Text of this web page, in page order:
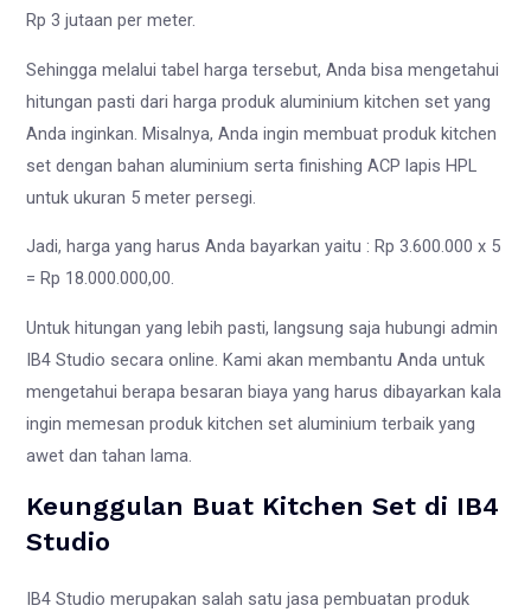
Rp 3 jutaan per meter.
Sehingga melalui tabel harga tersebut, Anda bisa mengetahui
hitungan pasti dari harga produk aluminium kitchen set yang
Anda inginkan. Misalnya, Anda ingin membuat produk kitchen
set dengan bahan aluminium serta finishing ACP lapis HPL
untuk ukuran 5 meter persegi.
Jadi, harga yang harus Anda bayarkan yaitu : Rp 3.600.000 x 5
= Rp 18.000.000,00.
Untuk hitungan yang lebih pasti, langsung saja hubungi admin
IB4 Studio secara online. Kami akan membantu Anda untuk
mengetahui berapa besaran biaya yang harus dibayarkan kala
ingin memesan produk kitchen set aluminium terbaik yang
awet dan tahan lama.
Keunggulan Buat Kitchen Set di IB4
Studio
IB4 Studio merupakan salah satu jasa pembuatan produk